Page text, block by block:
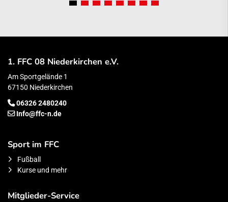
1. FFC 08 Niederkirchen e.V.
Am Sportgelände 1
67150 Niederkirchen
06326 2480240
Info@ffc-n.de
Sport im FFC
Fußball
Kurse und mehr
Mitglieder-Service